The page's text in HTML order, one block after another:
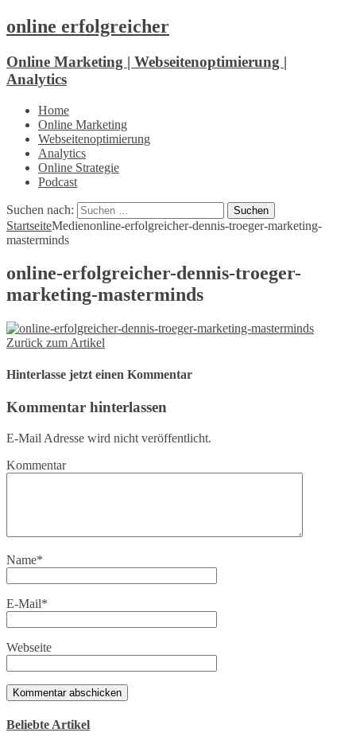
online erfolgreicher
Online Marketing | Webseitenoptimierung |
Analytics
Home
Online Marketing
Webseitenoptimierung
Analytics
Online Strategie
Podcast
Suchen nach:
StartseiteMedienonline-erfolgreicher-dennis-troeger-marketing-
masterminds
online-erfolgreicher-dennis-troeger-
marketing-masterminds
Zurück zum Artikel
Hinterlasse jetzt einen Kommentar
Kommentar hinterlassen
E-Mail Adresse wird nicht veröffentlicht.
Kommentar
Name*
E-Mail*
Webseite
Beliebte Artikel